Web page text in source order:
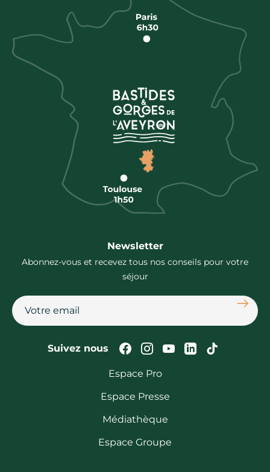
Newsletter
Abonnez-vous et recevez tous nos conseils pour votre
séjour
Suivez nous Suivez-nous sur
Suivez-nous sur
Suivez-nous
Suivez-Suivez-
Espace Pro
Espace Presse
Médiathèque
Espace Groupe